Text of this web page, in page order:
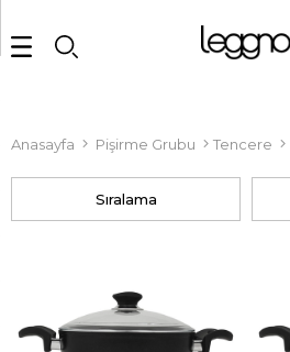
Anasayfa Pişirme Grubu Tencere
Sıralama